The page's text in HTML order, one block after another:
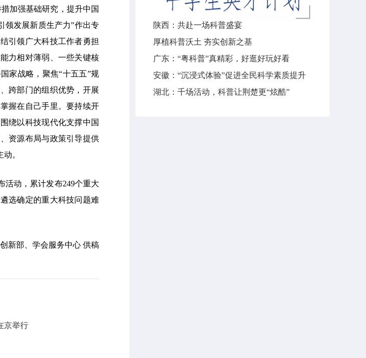
加强基础研究，提升中国
领发展新质生产力”作出专
引领广大科技工作者勇担
力相对薄弱、一些关键核
家战略，聚焦“十五五”规
跨部门的组织优势，开展
握在自己手里。要持续开
绕以科技现代化支撑中国
资源布局与政策引导提供
。
活动，累计发布249个重大
选确定的重大科技问题难
新部、学会服务中心 供稿
京举行
陕西：共赴一场科普盛宴
厚植科普沃土 夯实创新之基
广东：“粤科普”真精彩，好逛好玩好看
安徽：“沉浸式体验”促进全民科学素质提升
湖北：千场活动，科普让荆楚更“炫酷”